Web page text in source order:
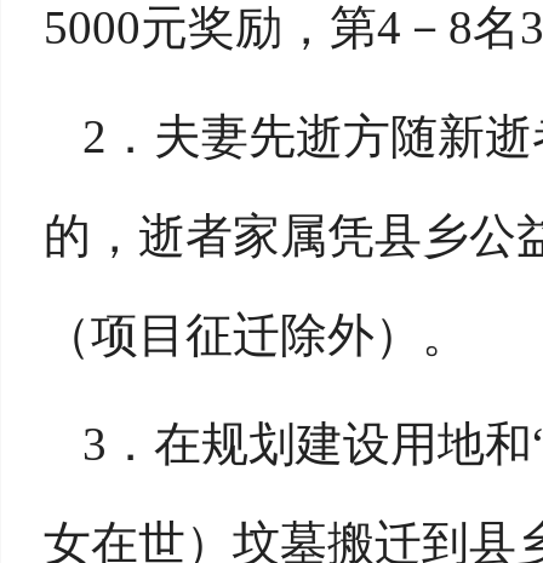
5000元奖励，第4－8
2．夫妻先逝方随新
的，逝者家属凭县乡公
（项目征迁除外）。
3．在规划建设用地
女在世）坟墓搬迁到县